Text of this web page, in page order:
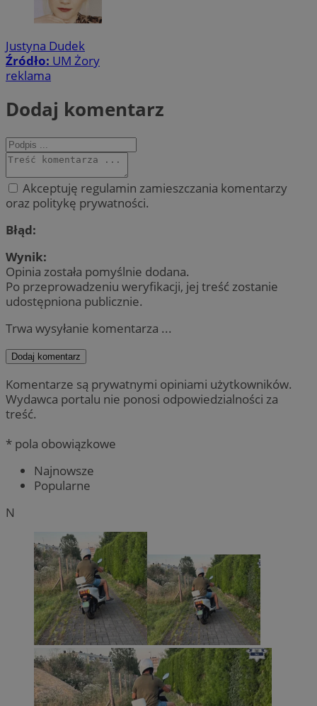
Justyna Dudek
Źródło: UM Żory
reklama
Dodaj komentarz
Akceptuję regulamin zamieszczania komentarzy
oraz politykę prywatności.
Błąd:
Wynik:
Opinia została pomyślnie dodana.
Po przeprowadzeniu weryfikacji, jej treść zostanie
udostępniona publicznie.
Trwa wysyłanie komentarza ...
Dodaj komentarz
Komentarze są prywatnymi opiniami użytkowników.
Wydawca portalu nie ponosi odpowiedzialności za
treść.
* pola obowiązkowe
Najnowsze
Popularne
N